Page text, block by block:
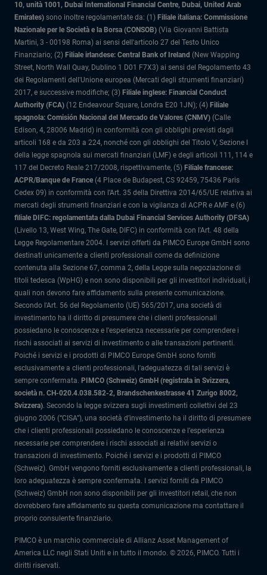
10, unità 1001, Dubai International Financial Centre, Dubai, United Arab
Emirates) sono inoltre regolamentate da: (1) Filiale italiana: Commissione
Nazionale per le Società e la Borsa (CONSOB) (Via Giovanni Battista
Martini, 3 - 00198 Roma) ai sensi dell'articolo 27 del Testo Unico
Finanziario; (2) Filiale irlandese: Central Bank of Ireland (New Wapping
Street, North Wall Quay, Dublino 1 D01 F7X3) ai sensi del Regolamento 43
dei Regolamenti dell'Unione europea (Mercati degli strumenti finanziari)
2017, e successive modifiche; (3) Filiale inglese: Financial Conduct
Authority (FCA) (12 Endeavour Square, Londra E20 1JN); (4) Filiale
spagnola: Comisión Nacional del Mercado de Valores (CNMV) (Calle
Edison, 4, 28006 Madrid) in conformità con gli obblighi previsti dagli
articoli 168 e da 203 a 224, nonché con gli obblighi del Titolo V, Sezione I
della legge spagnola sui mercati finanziari (LMF) e degli articoli 111, 114 e
117 del Decreto Reale 217/2008, rispettivamente, (5) Filiale francese:
ACPR/Banque de France (4 Place de Budapest, CS 92459, 75436 Paris
Cedex 09) in conformità con l’Art. 35 della Direttiva 2014/65/UE relativa ai
mercati degli strumenti finanziari e con la vigilanza di ACPR e AMF e (6)
filiale DIFC: regolamentata dalla Dubai Financial Services Authority (DFSA)
(Livello 13, West Wing, The Gate, DIFC) in conformità con l'Art. 48 della
Legge Regolamentare 2004. I servizi offerti da PIMCO Europe GmbH sono
destinati unicamente a clienti professionali come da definizione
contenuta alla Sezione 67, comma 2, della Legge sulla negoziazione di
titoli tedesca (WpHG) e non sono disponibili per gli investitori individuali, i
quali non devono fare affidamento sulla presente comunicazione.
Secondo l'Art. 56 del Regolamento (UE) 565/2017, una società di
investimento ha il diritto di presumere che i clienti professionali
possiedano le conoscenze e l'esperienza necessarie per comprendere i
rischi associati ai servizi di investimento o alle transazioni pertinenti.
Poiché i servizi e i prodotti di PIMCO Europe GmbH sono forniti
esclusivamente a clienti professionali, l'adeguatezza di tali servizi è
sempre confermata. PIMCO (Schweiz) GmbH (registrata in Svizzera,
società n. CH-020.4.038.582-2, Brandschenkestrasse 41 Zurigo 8002,
Svizzera). Secondo la legge svizzera sugli investimenti collettivi del 23
giugno 2006 (“CISA”), una società d’investimento ha il diritto di presumere
che i clienti professionali possiedano le conoscenze e l’esperienza
necessarie per comprendere i rischi associati ai relativi servizi o
transazioni di investimento. Poiché i servizi e i prodotti di PIMCO
(Schweiz). GmbH vengono forniti esclusivamente a clienti professionali, la
loro adeguatezza è sempre confermata.
I servizi forniti da PIMCO
(Schweiz) GmbH non sono disponibili per gli investitori retail, che non
dovrebbero fare affidamento su questa comunicazione ma contattare il
proprio consulente finanziario.
PIMCO è un marchio commerciale di Allianz Asset Management of
America LLC negli Stati Uniti e in tutto il mondo. © 2026, PIMCO. Tutti i
diritti riservati.